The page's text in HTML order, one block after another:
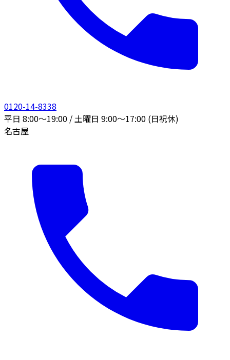
0120-14-8338
平日 8:00〜19:00 / 土曜日 9:00〜17:00 (日祝休)
名古屋